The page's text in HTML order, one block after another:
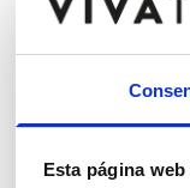
Esta página